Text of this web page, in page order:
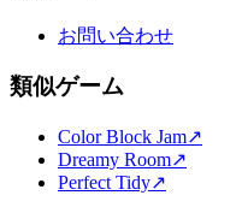
お問い合わせ
類似ゲーム
Color Block Jam↗️
Dreamy Room↗️
Perfect Tidy↗️